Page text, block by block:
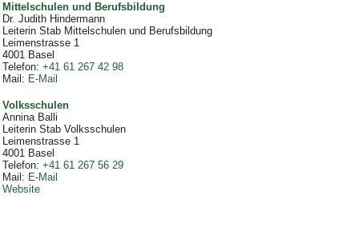
Mittelschulen und Berufsbildung
Dr. Judith Hindermann
Leiterin Stab Mittelschulen und Berufsbildung
Leimenstrasse 1
4001 Basel
Telefon: +41 61 267 42 98
Mail : E-Mail
Volksschulen
Annina Balli
Leiterin Stab Volksschulen
Leimenstrasse 1
4001 Basel
Telefon: +41 61 267 56 29
Mail : E-Mail
Website